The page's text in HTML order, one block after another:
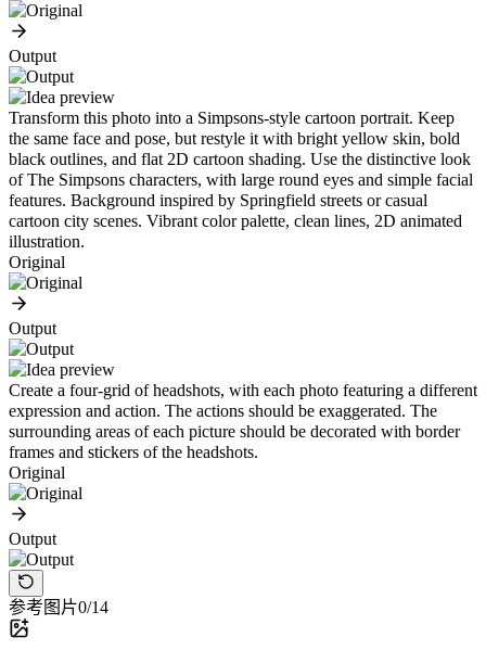
Output
Transform this photo into a Simpsons-style cartoon portrait. Keep
the same face and pose, but restyle it with bright yellow skin, bold
black outlines, and flat 2D cartoon shading. Use the distinctive look
of The Simpsons characters, with large round eyes and simple facial
features. Background inspired by Springfield streets or casual
cartoon city scenes. Vibrant color palette, clean lines, 2D animated
illustration.
Original
Output
Create a four-grid of headshots, with each photo featuring a different
expression and action. The actions should be exaggerated. The
surrounding areas of each picture should be decorated with border
frames and stickers of the headshots.
Original
Output
参考图片0/14